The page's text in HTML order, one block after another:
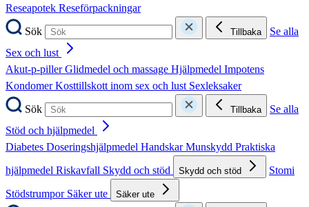
Reseapotek Reseförpackningar
Sök
Tillbaka
Se alla
Sex och lust
Akut-p-pillerGlidmedel och massage Hjälpmedel Impotens
KondomerKosttillskott inom sex och lust Sexleksaker
Sök
Tillbaka
Se alla
Stöd och hjälpmedel
Diabetes Doseringshjälpmedel HandskarMunskydd Praktiska
hjälpmedel Riskavfall Skydd och stöd Skydd och stöd
Stomi
Stödstrumpor Säker ute Säker ute